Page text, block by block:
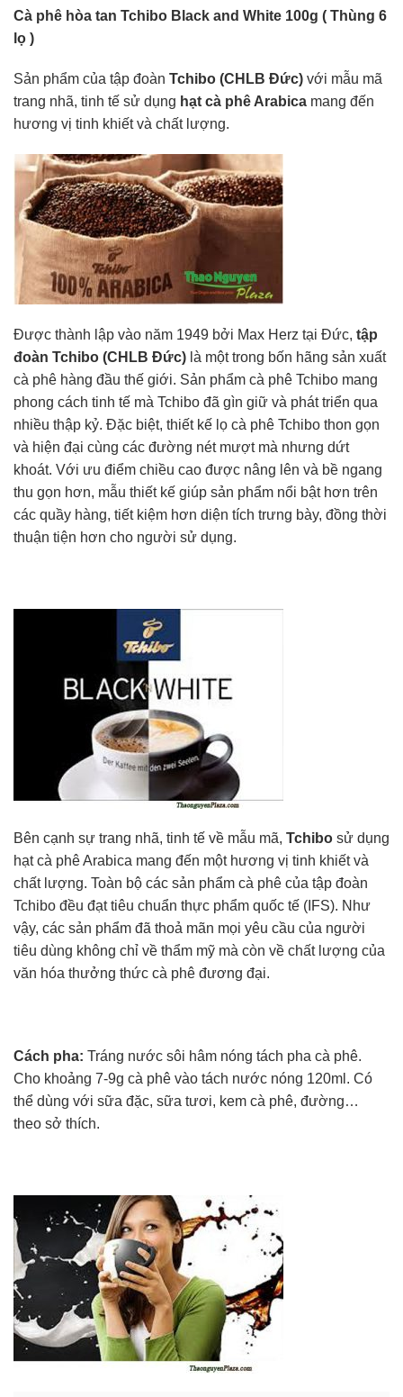
Cà phê hòa tan Tchibo Black and White 100g ( Thùng 6
lọ )
Sản phẩm của tập đoàn Tchibo (CHLB Đức) với mẫu mã
trang nhã, tinh tế sử dụng hạt cà phê Arabica mang đến
hương vị tinh khiết và chất lượng.
Được thành lập vào năm 1949 bởi Max Herz tại Đức, tập
đoàn Tchibo (CHLB Đức) là một trong bốn hãng sản xuất
cà phê hàng đầu thế giới. Sản phẩm cà phê Tchibo mang
phong cách tinh tế mà Tchibo đã gìn giữ và phát triển qua
nhiều thập kỷ. Đặc biệt, thiết kế lọ cà phê Tchibo thon gọn
và hiện đại cùng các đường nét mượt mà nhưng dứt
khoát. Với ưu điểm chiều cao được nâng lên và bề ngang
thu gọn hơn, mẫu thiết kế giúp sản phẩm nổi bật hơn trên
các quầy hàng, tiết kiệm hơn diện tích trưng bày, đồng thời
thuận tiện hơn cho người sử dụng.
Bên cạnh sự trang nhã, tinh tế về mẫu mã, Tchibo sử dụng
hạt cà phê Arabica mang đến một hương vị tinh khiết và
chất lượng. Toàn bộ các sản phẩm cà phê của tập đoàn
Tchibo đều đạt tiêu chuẩn thực phẩm quốc tế (IFS). Như
vậy, các sản phẩm đã thoả mãn mọi yêu cầu của người
tiêu dùng không chỉ về thẩm mỹ mà còn về chất lượng của
văn hóa thưởng thức cà phê đương đại.
Cách pha: Tráng nước sôi hâm nóng tách pha cà phê.
Cho khoảng 7-9g cà phê vào tách nước nóng 120ml. Có
thể dùng với sữa đặc, sữa tươi, kem cà phê, đường…
theo sở thích.